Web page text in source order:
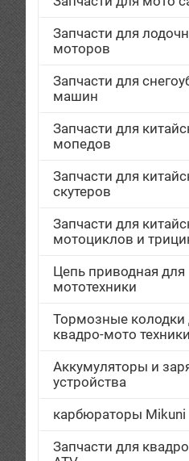
Запчасти для
моторов
Запчасти для
машин
Запчасти для
мопедов
Запчасти для
скутеров
Запчасти для
мотоциклов и
Цепь приводная для
мототехники
Тормозные колодки
квадро-мото техники
Аккумуляторы и
устройства
карбюраторы Mikuni
Запчасти для